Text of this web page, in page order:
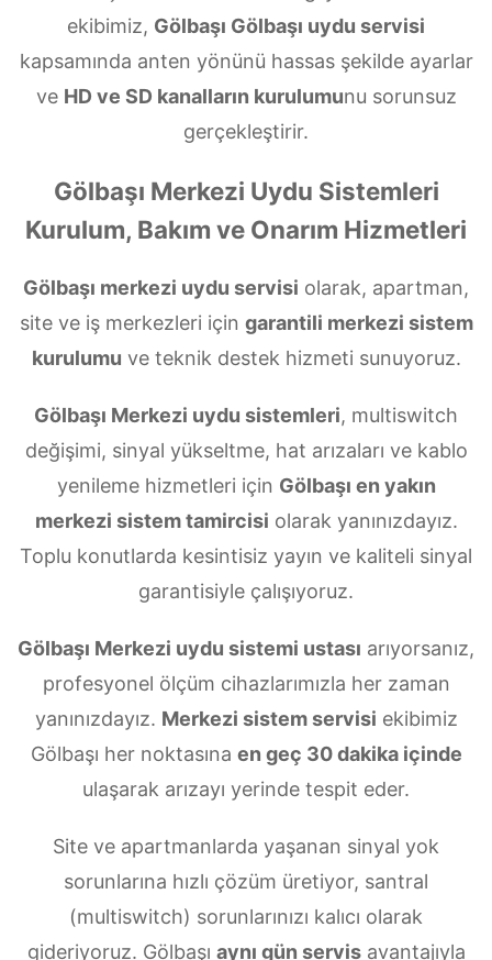
ekibimiz, Gölbaşı Gölbaşı uydu servisi
kapsamında anten yönünü hassas şekilde ayarlar
ve HD ve SD kanalların kurulumunu sorunsuz
gerçekleştirir.
Gölbaşı Merkezi Uydu Sistemleri
Kurulum, Bakım ve Onarım Hizmetleri
Gölbaşı merkezi uydu servisi olarak, apartman,
site ve iş merkezleri için garantili merkezi sistem
kurulumu ve teknik destek hizmeti sunuyoruz.
Gölbaşı Merkezi uydu sistemleri, multiswitch
değişimi, sinyal yükseltme, hat arızaları ve kablo
yenileme hizmetleri için Gölbaşı en yakın
merkezi sistem tamircisi olarak yanınızdayız.
Toplu konutlarda kesintisiz yayın ve kaliteli sinyal
garantisiyle çalışıyoruz.
Gölbaşı Merkezi uydu sistemi ustası arıyorsanız,
profesyonel ölçüm cihazlarımızla her zaman
yanınızdayız. Merkezi sistem servisi ekibimiz
Gölbaşı her noktasına en geç 30 dakika içinde
ulaşarak arızayı yerinde tespit eder.
Site ve apartmanlarda yaşanan sinyal yok
sorunlarına hızlı çözüm üretiyor, santral
(multiswitch) sorunlarınızı kalıcı olarak
gideriyoruz. Gölbaşı aynı gün servisavantajıyla